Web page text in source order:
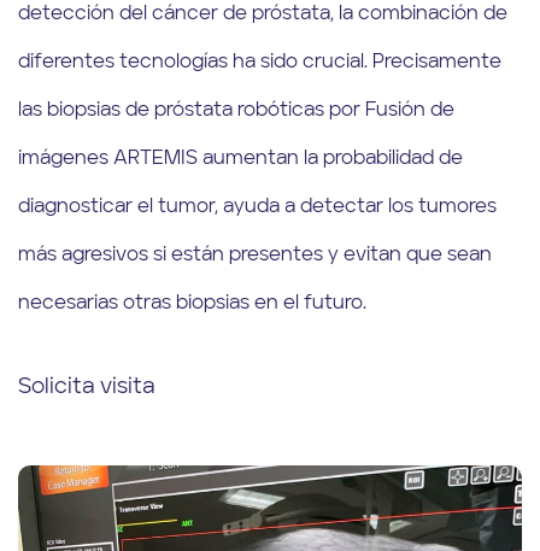
detección del cáncer de próstata, la combinación de
diferentes tecnologías ha sido crucial. Precisamente
las biopsias de próstata robóticas por Fusión de
imágenes ARTEMIS aumentan la probabilidad de
diagnosticar el tumor, ayuda a detectar los tumores
más agresivos si están presentes y evitan que sean
necesarias otras biopsias en el futuro.
Solicita visita